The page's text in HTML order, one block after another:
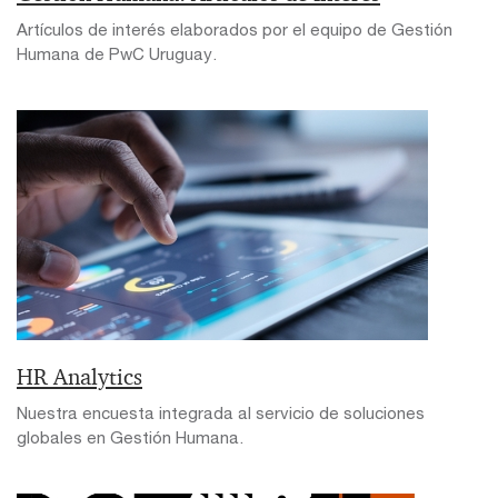
Artículos de interés elaborados por el equipo de Gestión
Humana de PwC Uruguay.
HR Analytics
Nuestra encuesta integrada al servicio de soluciones
globales en Gestión Humana.